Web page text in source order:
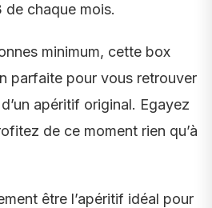
chaque mois.
minimum, cette box
parfaite pour vous retrouver
apéritif original. Egayez
de ce moment rien qu’à
être l’apéritif idéal pour